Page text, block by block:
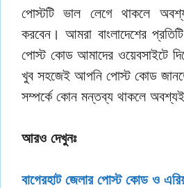
পোস্টটি ভাল লেগে থাকলে
করবেন। আমরা বাংলাদেশের
পোস্ট কোড আমাদের ওয়েবসাইটে
খুব সহজেই আপনি পোস্ট কোড
সম্পর্কে কোন মন্তব্য থাকলে অবশ্যই
আরও দেখুনঃ
বাগেরহাট জেলার পোস্ট কোড ও